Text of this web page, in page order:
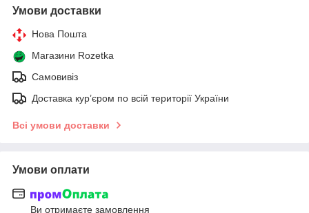
Умови доставки
Нова Пошта
Магазини Rozetka
Самовивіз
Доставка кур’єром по всій території України
Всі умови доставки
Умови оплати
Ви отримаєте замовлення